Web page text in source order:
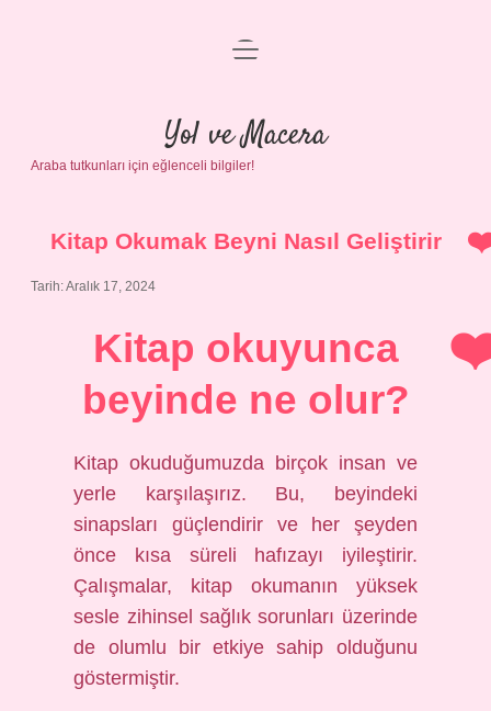
Anasayfa
Gizlilik Politikası
Yasal Uyarı
menüyü
Yol ve Macera
Araba tutkunları için eğlenceli bilgiler!
Kitap Okumak Beyni Nasıl Geliştirir
Tarih: Aralık 17, 2024
Kitap okuyunca
beyinde ne olur?
Kitap okuduğumuzda birçok insan ve
yerle karşılaşırız. Bu, beyindeki
sinapsları güçlendirir ve her şeyden
önce kısa süreli hafızayı iyileştirir.
Çalışmalar, kitap okumanın yüksek
sesle zihinsel sağlık sorunları üzerinde
de olumlu bir etkiye sahip olduğunu
göstermiştir.